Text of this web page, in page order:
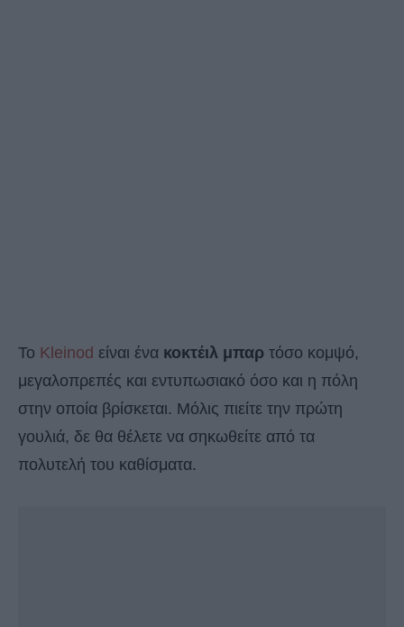
To Kleinod είναι ένα κοκτέιλ μπαρ τόσο κομψό,
μεγαλοπρεπές και εντυπωσιακό όσο και η πόλη
στην οποία βρίσκεται. Μόλις πιείτε την πρώτη
γουλιά, δε θα θέλετε να σηκωθείτε από τα
πολυτελή του καθίσματα.